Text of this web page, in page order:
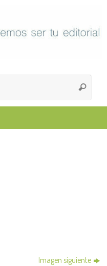
Buscar
Imagen siguiente